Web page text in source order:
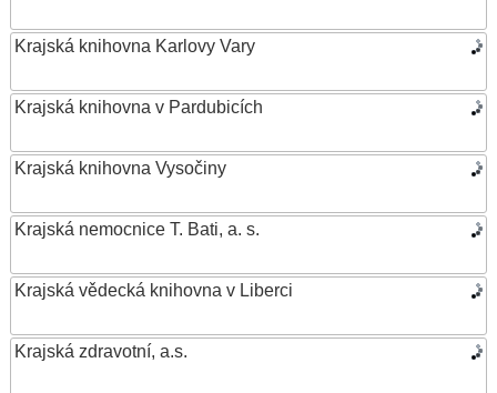
Krajská knihovna Karlovy Vary
Krajská knihovna v Pardubicích
Krajská knihovna Vysočiny
Krajská nemocnice T. Bati, a. s.
Krajská vědecká knihovna v Liberci
Krajská zdravotní, a.s.